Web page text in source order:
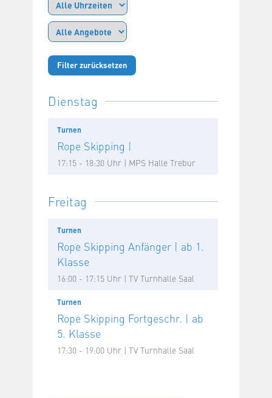
Filter zurücksetzen
Dienstag
Turnen
Rope Skipping |
17:15 - 18:30 Uhr | MPS Halle Trebur
Freitag
Turnen
Rope Skipping Anfänger | ab 1.
Klasse
16:00 - 17:15 Uhr | TV Turnhalle Saal
Turnen
Rope Skipping Fortgeschr. | ab
5. Klasse
17:30 - 19:00 Uhr | TV Turnhalle Saal